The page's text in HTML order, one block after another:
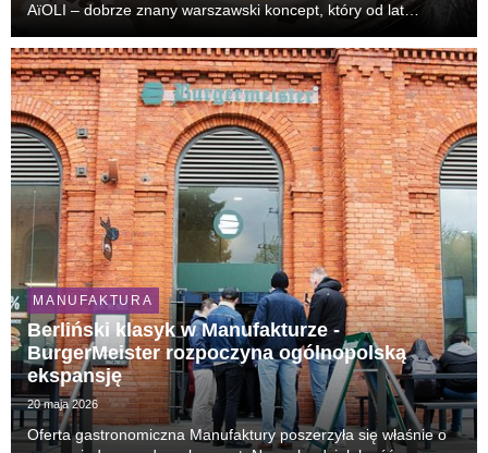
AïOLI – dobrze znany warszawski koncept, który od lat
rozpoznawalnych lokali lifestyle’owych w stolicy.
MANUFAKTURA
Berliński klasyk w Manufakturze -
BurgerMeister rozpoczyna ogólnopolską
ekspansję
20 maja 2026
Oferta gastronomiczna Manufaktury poszerzyła się właśnie o